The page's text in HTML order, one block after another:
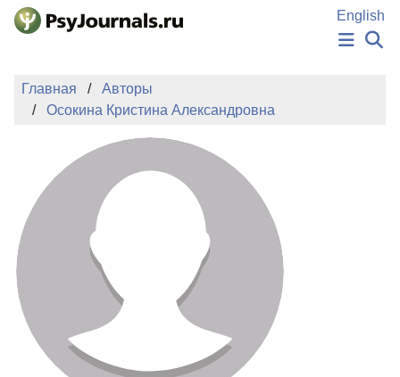
Перейти к основному содержанию
English
ИЗДАНИЯ
АВТОРЫ
ПОДАТЬ РУКОПИСЬ
БАЗА ЗНАНИЙ
КЛЮЧЕВЫЕ СЛОВА
Регистрация
Главная
Авторы
Осокина Кристина Александровна